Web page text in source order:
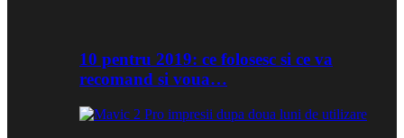
10 pentru 2019: ce folosesc si ce va
recomand si voua…